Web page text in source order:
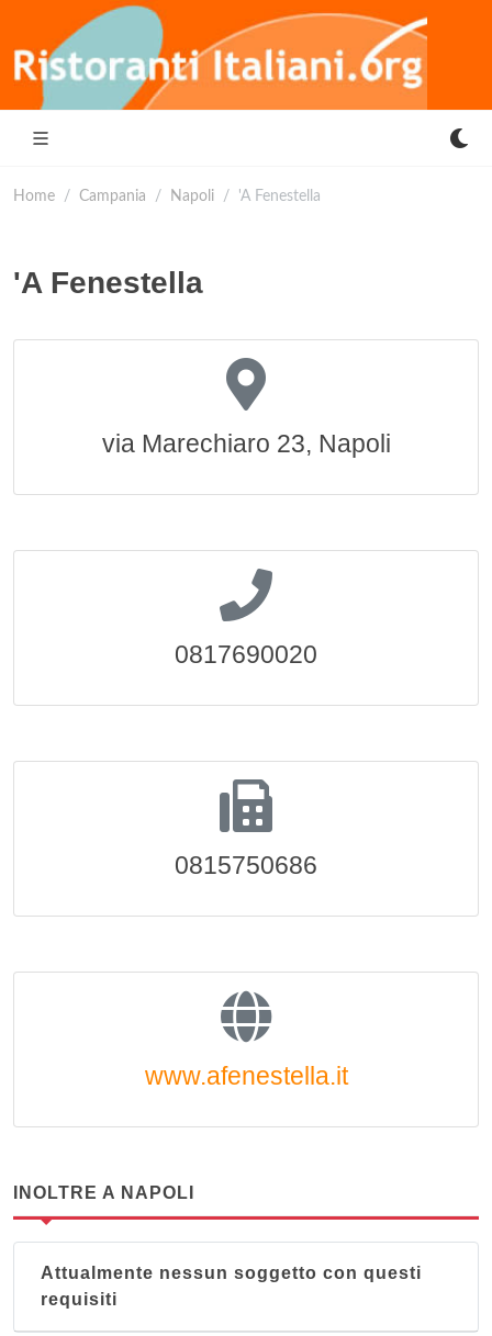
Home Campania Napoli 'A Fenestella
'A Fenestella
via Marechiaro 23, Napoli
0817690020
0815750686
www.afenestella.it
INOLTRE A NAPOLI
Attualmente nessun soggetto con questi
requisiti